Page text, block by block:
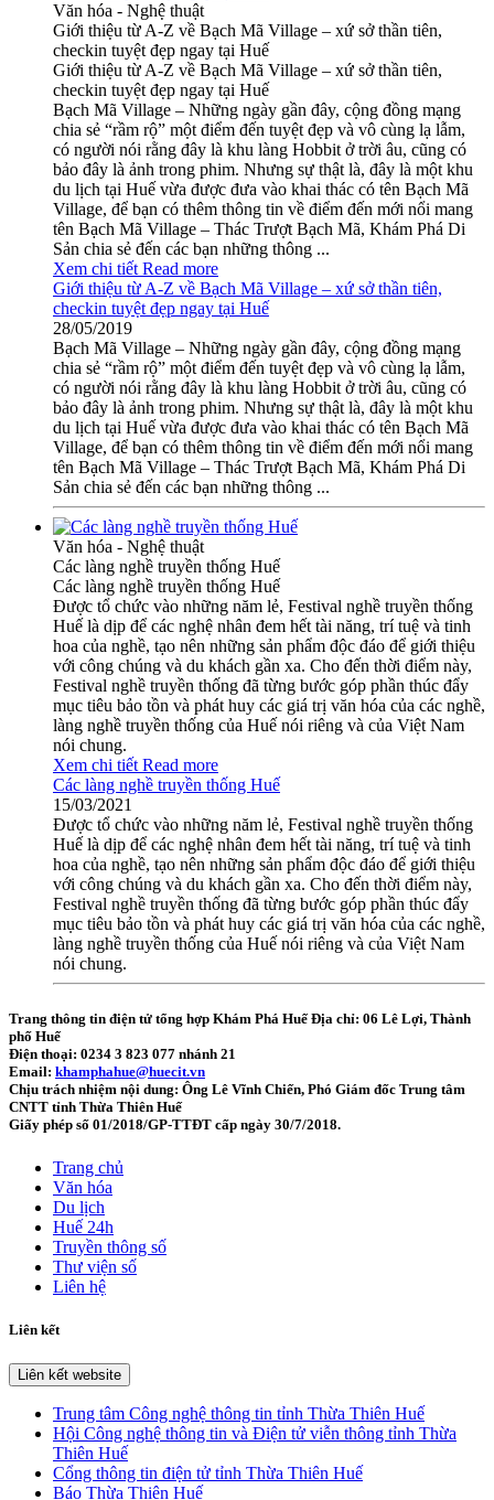
Văn hóa - Nghệ thuật
Giới thiệu từ A-Z về Bạch Mã Village – xứ sở thần tiên,
checkin tuyệt đẹp ngay tại Huế
Giới thiệu từ A-Z về Bạch Mã Village – xứ sở thần tiên,
checkin tuyệt đẹp ngay tại Huế
Bạch Mã Village – Những ngày gần đây, cộng đồng mạng
chia sẻ “rầm rộ” một điểm đến tuyệt đẹp và vô cùng lạ lẫm,
có người nói rằng đây là khu làng Hobbit ở trời âu, cũng có
bảo đây là ảnh trong phim. Nhưng sự thật là, đây là một khu
du lịch tại Huế vừa được đưa vào khai thác có tên Bạch Mã
Village, để bạn có thêm thông tin về điểm đến mới nổi mang
tên Bạch Mã Village – Thác Trượt Bạch Mã, Khám Phá Di
Sản chia sẻ đến các bạn những thông ...
Xem chi tiết Read more
Giới thiệu từ A-Z về Bạch Mã Village – xứ sở thần tiên,
checkin tuyệt đẹp ngay tại Huế
28/05/2019
Bạch Mã Village – Những ngày gần đây, cộng đồng mạng
chia sẻ “rầm rộ” một điểm đến tuyệt đẹp và vô cùng lạ lẫm,
có người nói rằng đây là khu làng Hobbit ở trời âu, cũng có
bảo đây là ảnh trong phim. Nhưng sự thật là, đây là một khu
du lịch tại Huế vừa được đưa vào khai thác có tên Bạch Mã
Village, để bạn có thêm thông tin về điểm đến mới nổi mang
tên Bạch Mã Village – Thác Trượt Bạch Mã, Khám Phá Di
Sản chia sẻ đến các bạn những thông ...
Văn hóa - Nghệ thuật
Các làng nghề truyền thống Huế
Các làng nghề truyền thống Huế
Được tổ chức vào những năm lẻ, Festival nghề truyền thống
Huế là dịp để các nghệ nhân đem hết tài năng, trí tuệ và tinh
hoa của nghề, tạo nên những sản phẩm độc đáo để giới thiệu
với công chúng và du khách gần xa. Cho đến thời điểm này,
Festival nghề truyền thống đã từng bước góp phần thúc đẩy
mục tiêu bảo tồn và phát huy các giá trị văn hóa của các nghề,
làng nghề truyền thống của Huế nói riêng và của Việt Nam
nói chung.
Xem chi tiết Read more
Các làng nghề truyền thống Huế
15/03/2021
Được tổ chức vào những năm lẻ, Festival nghề truyền thống
Huế là dịp để các nghệ nhân đem hết tài năng, trí tuệ và tinh
hoa của nghề, tạo nên những sản phẩm độc đáo để giới thiệu
với công chúng và du khách gần xa. Cho đến thời điểm này,
Festival nghề truyền thống đã từng bước góp phần thúc đẩy
mục tiêu bảo tồn và phát huy các giá trị văn hóa của các nghề,
làng nghề truyền thống của Huế nói riêng và của Việt Nam
nói chung.
Trang thông tin điện tử tổng hợp Khám Phá Huế Địa chỉ: 06 Lê Lợi, Thành
phố Huế
Điện thoại: 0234 3 823 077 nhánh 21
Email: khamphahue@huecit.vn
Chịu trách nhiệm nội dung: Ông Lê Vĩnh Chiến, Phó Giám đốc Trung tâm
CNTT tỉnh Thừa Thiên Huế
Giấy phép số 01/2018/GP-TTĐT cấp ngày 30/7/2018.
Trang chủ
Văn hóa
Du lịch
Huế 24h
Truyền thông số
Thư viện số
Liên hệ
Liên kết
Liên kết website
Trung tâm Công nghệ thông tin tỉnh Thừa Thiên Huế
Hội Công nghệ thông tin và Điện tử viễn thông tỉnh Thừa
Thiên Huế
Cổng thông tin điện tử tỉnh Thừa Thiên Huế
Báo Thừa Thiên Huế